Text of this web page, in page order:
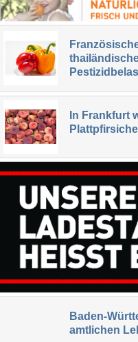
In Frankfurt
Baden-
amtlichen